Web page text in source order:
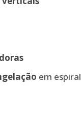
em espiral